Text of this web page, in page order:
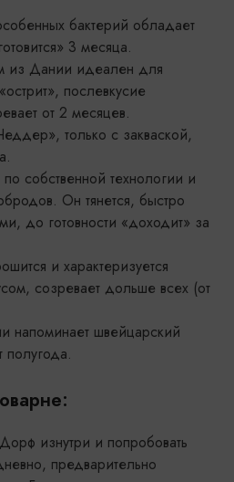
бактерий обладает
3 месяца.
из Дании идеален для
послевкусие
от 2 месяцев.
только с закваской,
собственной технологии и
Он тянется, быстро
до готовности «доходит» за
и характеризуется
созревает дольше всех (от
напоминает швейцарский
полугода.
изнутри и попробовать
предварительно